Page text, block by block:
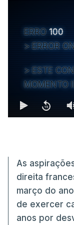
ERRO 100
ERROR
ESTE
MOMENTO
As
direita
março do
de exercer
anos por